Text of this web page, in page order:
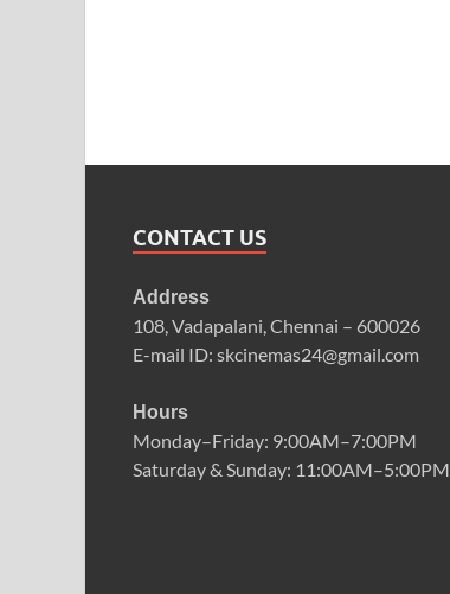
CONTACT US
Address
108, Vadapalani, Chennai – 600026
E-mail ID: skcinemas24@gmail.com
Hours
Monday–Friday: 9:00AM–7:00PM
Saturday & Sunday: 11:00AM–5:00PM